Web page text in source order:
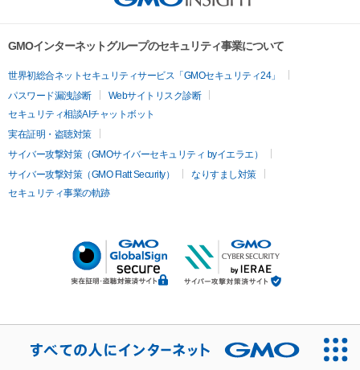
GMOインターネットグループのセキュリティ事業について
世界初総合ネットセキュリティサービス「GMOセキュリティ24」
パスワード漏洩診断
Webサイトリスク診断
セキュリティ相談AIチャットボット
実在証明・盗聴対策
サイバー攻撃対策（GMOサイバーセキュリティ byイエラエ）
サイバー攻撃対策（GMO Flatt Security）
なりすまし対策
セキュリティ事業の軌跡